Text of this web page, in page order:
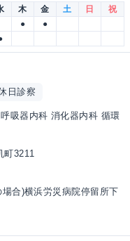
木 金 土 日
祝
●
●
日診察
吸器内科 消化器内科 循環
町3211
合)横浜労災病院停留所下